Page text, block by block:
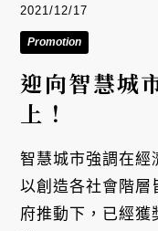
2021/12/17
Promotion
迎向智慧城
上！
智慧城市強調在經
以創造各社會階層
府推動下，已經獲